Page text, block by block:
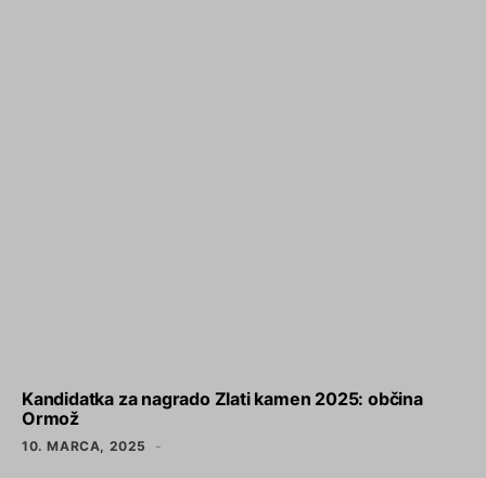
Kandidatka za nagrado Zlati kamen 2025: občina
Ormož
10. MARCA, 2025